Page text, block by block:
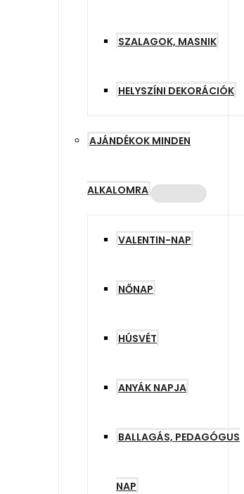
SZALAGOK, MASNIK
HELYSZÍNI DEKORÁCIÓK
AJÁNDÉKOK MINDEN
ALKALOMRA
VALENTIN-NAP
NŐNAP
HÚSVÉT
ANYÁK NAPJA
BALLAGÁS, PEDAGÓGUS
NAP